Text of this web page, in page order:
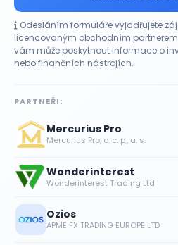
Odesláním formuláře vyjadřujete
licencovaným obchodním partnerem
vám může poskytnout informace o
nebo finančních nástrojích.
PARTNEŘI:
Mercurius Pro
Mercurius Pro, o. c. p., a. s.
Wonderinterest
Wonderinterest Trading Ltd
Ozios
APME FX TRADING EUROPE LTD
CO HÝBE TRHEM
Jalapeňová kauza tlačí
Analytici ale zůstávají klidní
restaurací Chipotle Mexican Grill
oslabovaly o 2,9 % a prodloužily...
Tesla míří na
samořiditelných